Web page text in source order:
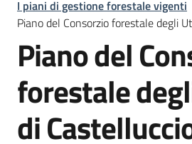
Protette
Rete
Natura
I piani di gestione forestale vigenti
Piano del Consorzio forestale degli
Piano del
forestale
di